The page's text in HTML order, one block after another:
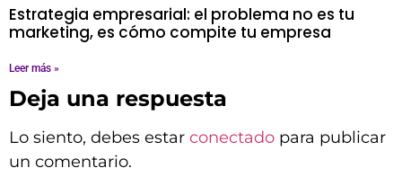
Estrategia empresarial: el problema no es tu
marketing, es cómo compite tu empresa
Leer más »
Deja una respuesta
Lo siento, debes estar conectado para publicar
un comentario.